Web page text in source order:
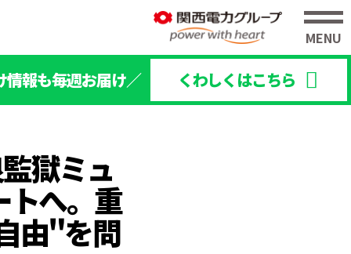
情報も毎週お届け／ くわしくはこちら
獄ミュ
トへ。重
由"を問